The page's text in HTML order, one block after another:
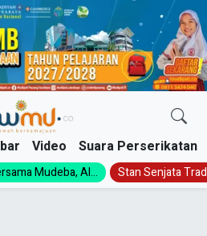
Video Suara Perserikatan
Mudeba, Al... Stan Senjata